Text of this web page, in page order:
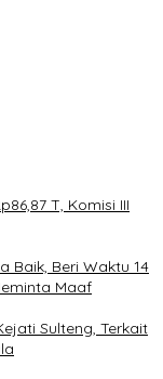
T, Komisi III
Baik, Beri Waktu 14
Maaf
Sulteng, Terkait